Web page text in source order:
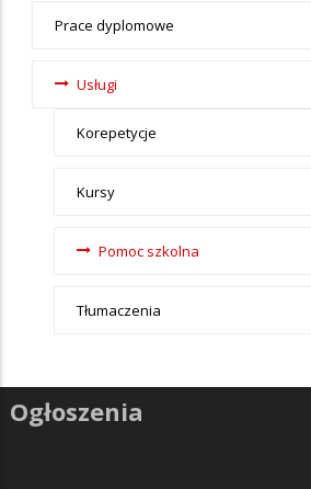
Prace dyplomowe
Usługi
Korepetycje
Kursy
Pomoc szkolna
Tłumaczenia
Ogłoszenia